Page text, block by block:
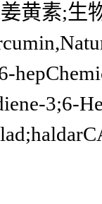
黄素;生
3;6-